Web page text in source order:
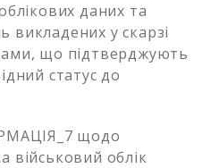
даних та
викладених у скарзі
що підтверджують
статус до
щодо
військовий облік